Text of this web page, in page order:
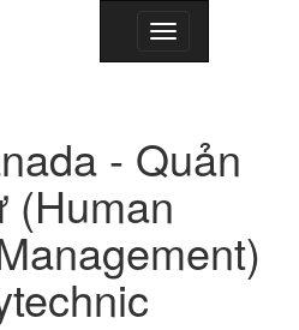
Toggle
navigation
- Quản
(Human